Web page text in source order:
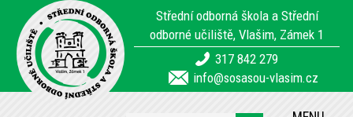
Střední odborná škola a Střední
odborné učiliště, Vlašim, Zámek 1
317 842 279
info@sosasou-vlasim.cz